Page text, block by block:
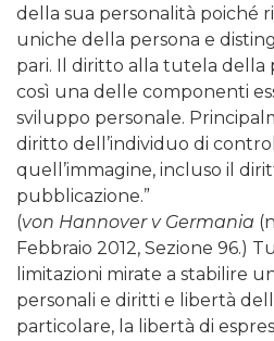
della sua personalità poiché
uniche della persona e
pari. Il diritto alla tutela della
così una delle componenti
sviluppo personale.
diritto dell’individuo di
quell’immagine, incluso il
pubblicazione.”
(von Hannover v Germania
Febbraio 2012, Sezione 96.)
limitazioni mirate a stabilire
personali e diritti e libertà
particolare, la libertà di